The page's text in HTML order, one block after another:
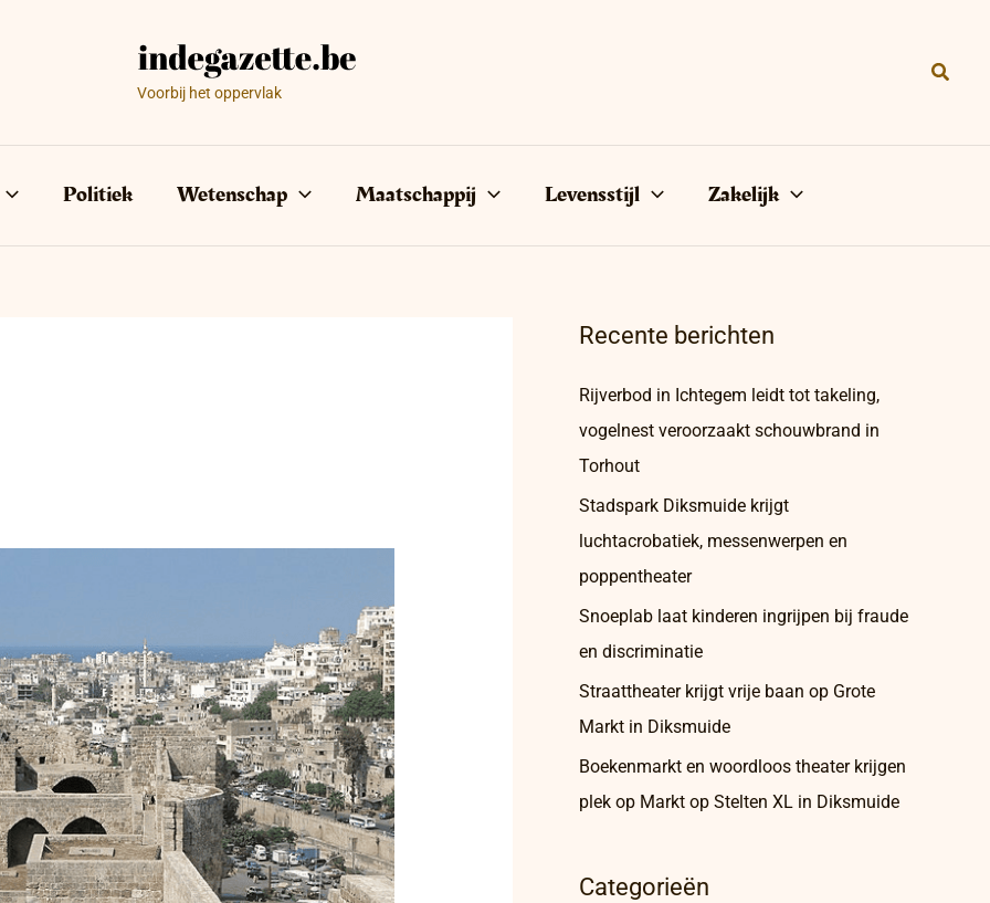
Voorbij het oppervlak
Politiek Wetenschap Maatschappij Levensstijl Zakelijk
Recente berichten
Rijverbod in Ichtegem leidt tot takeling,
vogelnest veroorzaakt schouwbrand in
Torhout
Stadspark Diksmuide krijgt
luchtacrobatiek, messenwerpen en
poppentheater
Snoeplab laat kinderen ingrijpen bij fraude
en discriminatie
Straattheater krijgt vrije baan op Grote
Markt in Diksmuide
Boekenmarkt en woordloos theater krijgen
plek op Markt op Stelten XL in Diksmuide
Categorieën